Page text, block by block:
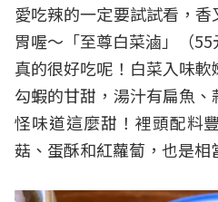
愛吃辣的一定要試試看，
胃喔～「至尊白菜滷」（
真的很好吃呢！白菜入味
勾蝦的甘甜，湯汁有扁魚
怪味道這麼甜！裡頭配料
菇、蛋酥和紅蘿蔔，也是相